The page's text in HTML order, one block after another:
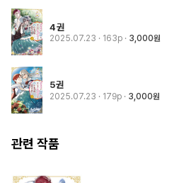
4권
2025.07.23 · 163p 3,000원
5권
2025.07.23 · 179p 3,000원
관련 작품